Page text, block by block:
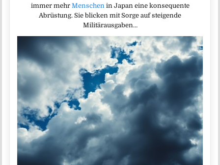
immer mehr Menschen in Japan eine konsequente
Abrüstung. Sie blicken mit Sorge auf steigende
Militärausgaben…